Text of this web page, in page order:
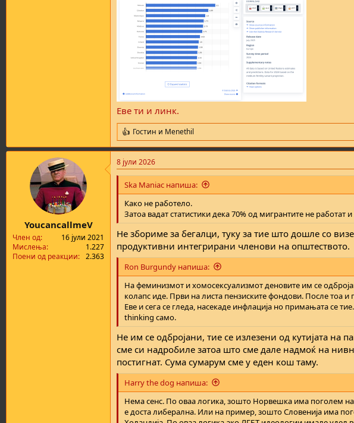
Еве ти и линк.
R
e
a
c
t
o
:
Гостин и Menethil
YoucancallmeV
Член од
16 јули 2021
Мислења
1.227
Поени од реакции
2.363
8 јули 2026
Ska Maniac напиша:
Како не работело.
Затоа вадат статистики дека 70% од мигрантите не
Не збориме за бегалци, туку за тие што дошле со
продуктивни интегрирани членови на општеството.
Ron Burgundy напиша:
На феминизмот и хомосексуализмот деновите им се
колапс иде. Први на листа пензиските фондови. После тоа
Еве и сега се гледа, насекаде инфлација но примањата се
thinking само.
Не им се одбројани, тие се излезени од кутијата на
сме си надробиле затоа што сме дале надмоќ на
постигнат. Сума сумарум сме у еден кош таму.
Harry the dog напиша:
Нема сенс. По оваа логика, зошто Норвешка има поголем
е доста либерална. Или на пример, зошто Словенија има